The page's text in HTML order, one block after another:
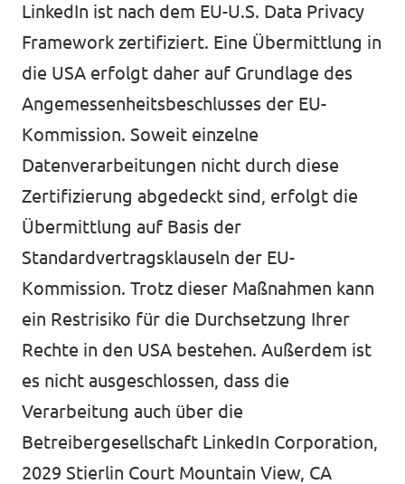
LinkedIn ist nach dem EU-U.S. Data Privacy
Framework zertifiziert. Eine Übermittlung in
die USA erfolgt daher auf Grundlage des
Angemessenheitsbeschlusses der EU-
Kommission. Soweit einzelne
Datenverarbeitungen nicht durch diese
Zertifizierung abgedeckt sind, erfolgt die
Übermittlung auf Basis der
Standardvertragsklauseln der EU-
Kommission. Trotz dieser Maßnahmen kann
ein Restrisiko für die Durchsetzung Ihrer
Rechte in den USA bestehen. Außerdem ist
es nicht ausgeschlossen, dass die
Verarbeitung auch über die
Betreibergesellschaft LinkedIn Corporation,
2029 Stierlin Court Mountain View, CA